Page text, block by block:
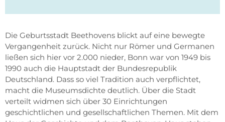
Die Geburtsstadt Beethovens blickt auf eine bewegte
Vergangenheit zurück. Nicht nur Römer und Germanen
ließen sich hier vor 2.000 nieder, Bonn war von 1949 bis
1990 auch die Hauptstadt der Bundesrepublik
Deutschland. Dass so viel Tradition auch verpflichtet,
macht die Museumsdichte deutlich. Über die Stadt
verteilt widmen sich über 30 Einrichtungen
geschichtlichen und gesellschaftlichen Themen. Mit dem